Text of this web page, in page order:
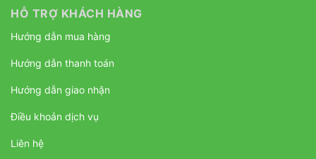
HỖ TRỢ KHÁCH HÀNG
Hướng dẫn mua hàng
Hướng dẫn thanh toán
Hướng dẫn giao nhận
Điều khoản dịch vụ
Liên hệ